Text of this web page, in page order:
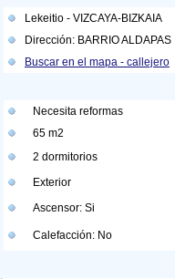
Lekeitio - VIZCAYA-BIZKAIA
Dirección: BARRIO ALDAPAS
Buscar en el mapa - callejero
Necesita reformas
65 m2
2 dormitorios
Exterior
Ascensor: Si
Calefacción: No